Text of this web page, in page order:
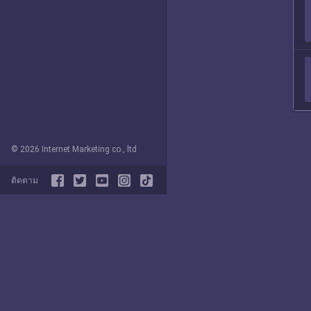
© 2026 Internet Marketing co., ltd
ติดตาม